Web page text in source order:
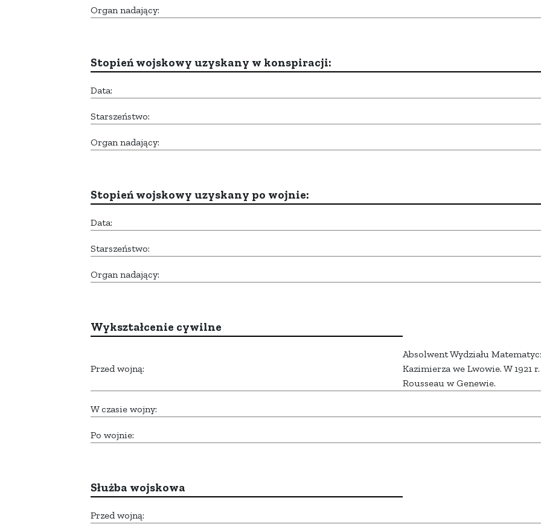
Organ nadający:
Stopień wojskowy uzyskany w konspiracji:
Data:
Starszeństwo:
Organ nadający:
Stopień wojskowy uzyskany po wojnie:
Data:
Starszeństwo:
Organ nadający:
Wykształcenie cywilne
Przed wojną:
Absolwent Wydziału
Kazimierza we Lwowie. W 1921
Rousseau w Genewie.
W czasie wojny:
Po wojnie:
Służba wojskowa
Przed wojną: